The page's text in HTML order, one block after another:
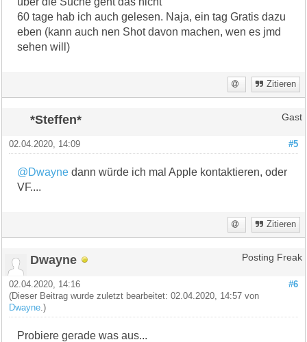
60 tage hab ich auch gelesen. Naja, ein tag Gratis dazu
eben (kann auch nen Shot davon machen, wen es jmd
sehen will)
Zitieren
*Steffen* Gast
#5
02.04.2020, 14:09
@Dwayne dann würde ich mal Apple kontaktieren, oder
VF....
Zitieren
Dwayne Posting Freak
#6
02.04.2020, 14:16
(Dieser Beitrag wurde zuletzt bearbeitet: 02.04.2020, 14:57 von
Dwayne .)
Probiere gerade was aus...